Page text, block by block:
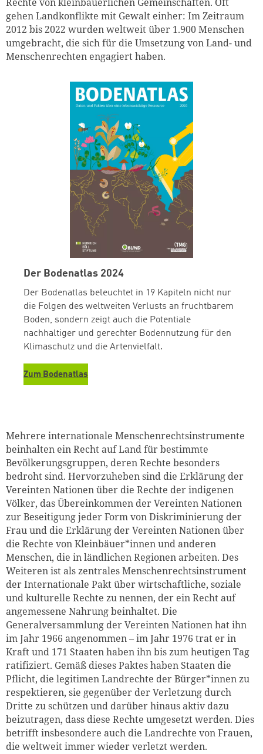
gehen Landkonflikte mit Gewalt einher: Im Zeitraum
2012 bis 2022 wurden weltweit über 1.900 Menschen
umgebracht, die sich für die Umsetzung von Land- und
Menschenrechten engagiert haben.
Der Bodenatlas 2024
Der Bodenatlas beleuchtet in 19 Kapiteln nicht nur
die Folgen des weltweiten Verlusts an fruchtbarem
Boden, sondern zeigt auch die Potentiale
nachhaltiger und gerechter Bodennutzung für den
Klimaschutz und die Artenvielfalt.
Zum Bodenatlas
Mehrere internationale Menschenrechtsinstrumente
beinhalten ein Recht auf Land für bestimmte
Bevölkerungsgruppen, deren Rechte besonders
bedroht sind. Hervorzuheben sind die Erklärung der
Vereinten Nationen über die Rechte der indigenen
Völker, das Übereinkommen der Vereinten Nationen
zur Beseitigung jeder Form von Diskriminierung der
Frau und die Erklärung der Vereinten Nationen über
die Rechte von Kleinbäuer*innen und anderen
Menschen, die in ländlichen Regionen arbeiten. Des
Weiteren ist als zentrales Menschenrechtsinstrument
der Internationale Pakt über wirtschaftliche, soziale
und kulturelle Rechte zu nennen, der ein Recht auf
angemessene Nahrung beinhaltet. Die
Generalversammlung der Vereinten Nationen hat ihn
im Jahr 1966 angenommen – im Jahr 1976 trat er in
Kraft und 171 Staaten haben ihn bis zum heutigen Tag
ratifiziert. Gemäß dieses Paktes haben Staaten die
Pflicht, die legitimen Landrechte der Bürger*innen zu
respektieren, sie gegenüber der Verletzung durch
Dritte zu schützen und darüber hinaus aktiv dazu
beizutragen, dass diese Rechte umgesetzt werden. Dies
betrifft insbesondere auch die Landrechte von Frauen,
die weltweit immer wieder verletzt werden.